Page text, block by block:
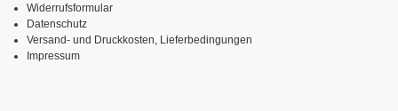
Widerrufsformular
Datenschutz
Versand- und Druckkosten, Lieferbedingungen
Impressum